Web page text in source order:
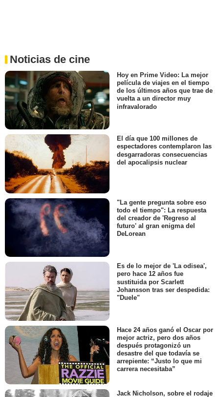
Noticias de cine
Hoy en Prime Video: La mejor
película de viajes en el tiempo
de los últimos años que trae de
vuelta a un director muy
infravalorado
El día que 100 millones de
espectadores contemplaron las
desgarradoras consecuencias
del apocalipsis nuclear
"La gente pregunta sobre eso
todo el tiempo": La respuesta
del creador de 'Regreso al
futuro' al gran enigma del
DeLorean
Es de lo mejor de 'La odisea',
pero hace 12 años fue
sustituida por Scarlett
Johansson tras ser despedida:
"Duele"
Hace 24 años ganó el Oscar por
mejor actriz, pero dos años
después protagonizó un
desastre del que todavía se
arrepiente: “Justo lo que mi
carrera necesitaba”
Jack Nicholson, sobre el rodaje